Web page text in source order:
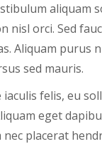
aliquam
nisl orci. Sed
Aliquam purus
sed mauris.
iaculis felis, eu
eget
placerat